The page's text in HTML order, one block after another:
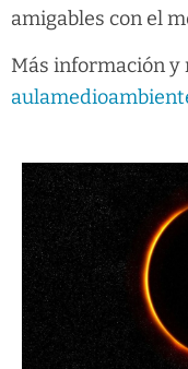
amigables con el
Más información y